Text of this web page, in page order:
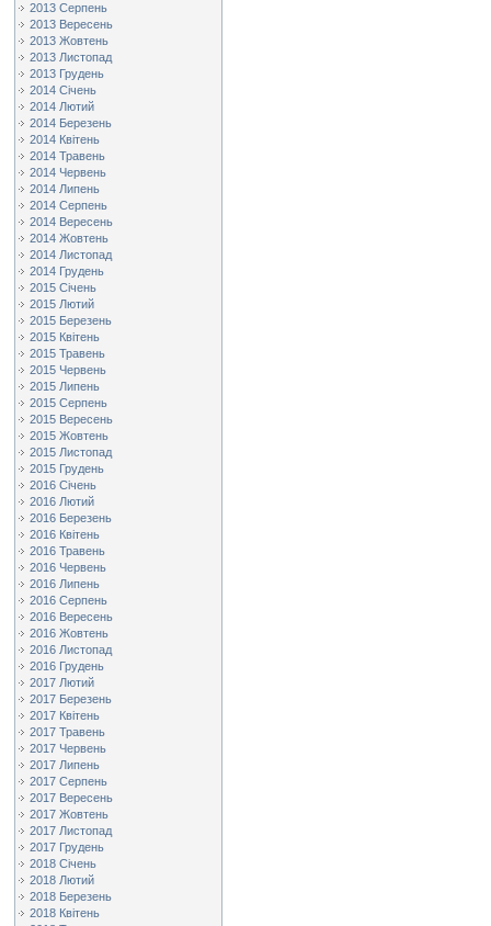
2013 Серпень
2013 Вересень
2013 Жовтень
2013 Листопад
2013 Грудень
2014 Січень
2014 Лютий
2014 Березень
2014 Квітень
2014 Травень
2014 Червень
2014 Липень
2014 Серпень
2014 Вересень
2014 Жовтень
2014 Листопад
2014 Грудень
2015 Січень
2015 Лютий
2015 Березень
2015 Квітень
2015 Травень
2015 Червень
2015 Липень
2015 Серпень
2015 Вересень
2015 Жовтень
2015 Листопад
2015 Грудень
2016 Січень
2016 Лютий
2016 Березень
2016 Квітень
2016 Травень
2016 Червень
2016 Липень
2016 Серпень
2016 Вересень
2016 Жовтень
2016 Листопад
2016 Грудень
2017 Лютий
2017 Березень
2017 Квітень
2017 Травень
2017 Червень
2017 Липень
2017 Серпень
2017 Вересень
2017 Жовтень
2017 Листопад
2017 Грудень
2018 Січень
2018 Лютий
2018 Березень
2018 Квітень